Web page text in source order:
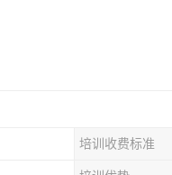
培训收费标准